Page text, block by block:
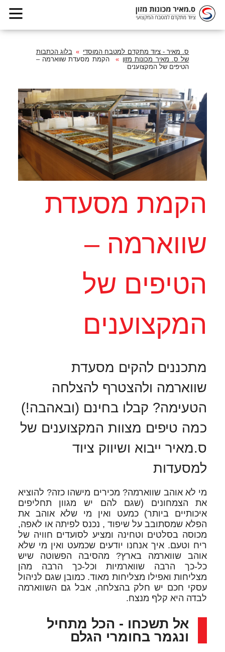
ס. מאיר - ציוד מתקדם למטבח המוסדי
בלוג הכתבות
של ס. מאיר מכונות מזון
הקמת מסעדת שווארמה –
הטיפים של המקצוענים
הקמת מסעדת
שווארמה –
הטיפים של
המקצוענים
מתכננים להקים מסעדת
שווארמה ולהצטרף להצלחה
הטעימה? קבלו בחינם (ובאהבה!)
כמה טיפים מצוות המקצוענים של
ס.מאיר ייבוא ושיווק ציוד
למסעדות
מי לא אוהב שווארמה? מכירים מישהו כזה? להוציא
את הצמחונים (שגם להם יש מגוון תחליפים
איכותיים ביותר) כמעט ואין מי שלא אוהב את
הפלא שמסתובב על שיפוד , נכנס לפיתה או לאפה,
מכוסה בסלטים וטחינה ומציע לסועדים חוויה של
ריח וטעם. איך אנחנו יודעים שכמעט ואין מי שלא
אוהב שווארמה בארץ? מהסיבה הפשוטה שיש
כל-כך הרבה שווארמיות וכל-כך הרבה מהן
מצליחות ואפילו מצליחות מאוד. כמובן שגם לניהול
עסקי חכם יש חלק בהצלחה, אבל גם השווארמה
לבדה היא קלף מנצח.
אל תשכחו - הכל מתחיל
ונגמר בחומרי הגלם